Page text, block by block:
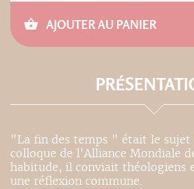
AJOUTER AU PANIER
"La fin des temps " était le sujet
colloque de l'Alliance Mondiale
habitude, il conviait théologiens
une réflexion commune.